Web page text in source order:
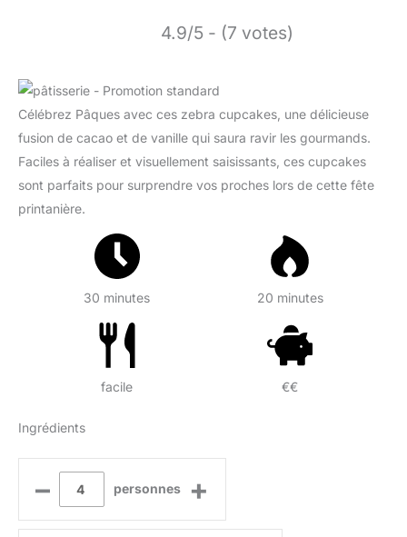
4.9/5 - (7 votes)
Célébrez Pâques avec ces zebra cupcakes, une délicieuse
fusion de cacao et de vanille qui saura ravir les gourmands.
Faciles à réaliser et visuellement saisissants, ces cupcakes
sont parfaits pour surprendre vos proches lors de cette fête
printanière.
30 minutes 20 minutes
facile €€
Ingrédients
– personnes +